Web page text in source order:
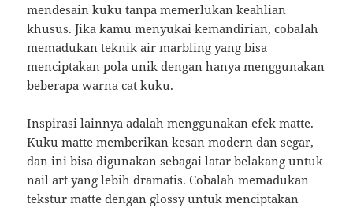
mendesain kuku tanpa memerlukan keahlian
khusus. Jika kamu menyukai kemandirian, cobalah
memadukan teknik air marbling yang bisa
menciptakan pola unik dengan hanya menggunakan
beberapa warna cat kuku.
Inspirasi lainnya adalah menggunakan efek matte.
Kuku matte memberikan kesan modern dan segar,
dan ini bisa digunakan sebagai latar belakang untuk
nail art yang lebih dramatis. Cobalah memadukan
tekstur matte dengan glossy untuk menciptakan